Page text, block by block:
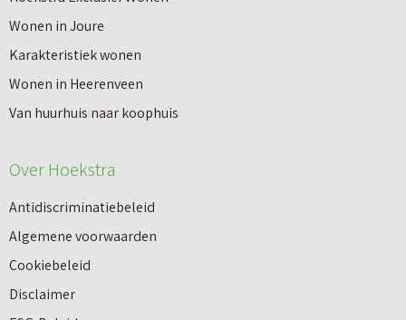
e
e
n
a
n
k
o
o
p
t
i
s
W
a
r
d
e
b
e
J
o
u
w
o
Wonen in Joure
Karakteristiek wonen
Wonen in Heerenveen
Van huurhuis naar koophuis
Over Hoekstra
Antidiscriminatiebeleid
Algemene voorwaarden
Cookiebeleid
Disclaimer